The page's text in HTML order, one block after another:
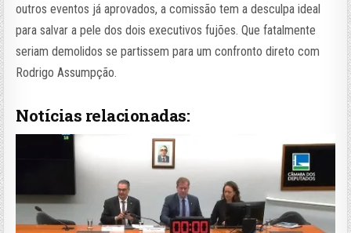
outros eventos já aprovados, a comissão tem a desculpa ideal
para salvar a pele dos dois executivos fujões. Que fatalmente
seriam demolidos se partissem para um confronto direto com
Rodrigo Assumpção.
Notícias relacionadas: